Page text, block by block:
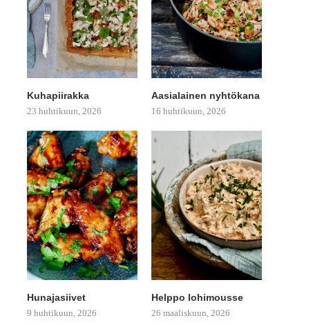
Kuhapiirakka
23 huhtikuun, 2026
Aasialainen nyhtökana
16 huhtikuun, 2026
Hunajasiivet
9 huhtikuun, 2026
Helppo lohimousse
26 maaliskuun, 2026